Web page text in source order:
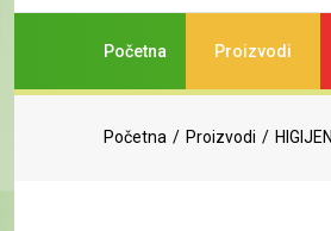
Početna Proizvodi
Početna Proizvodi